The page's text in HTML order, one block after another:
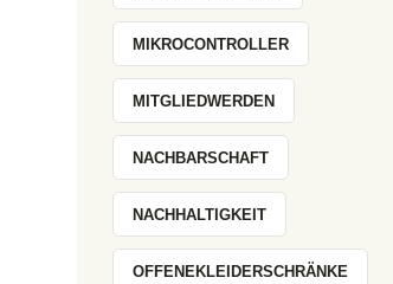
MIKROCONTROLLER
MITGLIEDWERDEN
NACHBARSCHAFT
NACHHALTIGKEIT
OFFENEKLEIDERSCHRÄNKE